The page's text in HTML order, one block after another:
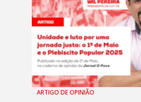
ARTIGO DE OPINIÃO